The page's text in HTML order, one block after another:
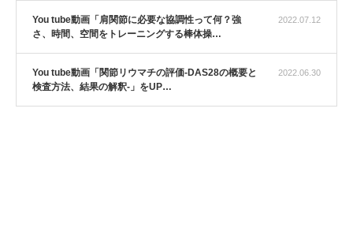
2022.07.12
You tube動画「肩関節に必要な協調性って何？強
さ、時間、空間をトレーニングする棒体操…
2022.06.30
You tube動画「関節リウマチの評価-DAS28の概要と
検査方法、結果の解釈-」をUP…